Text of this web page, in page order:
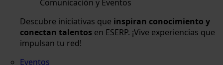
Comunicación y Eventos
Descubre iniciativas que inspiran conocimiento y
conectan talentos en ESERP. ¡Vive experiencias que
impulsan tu red!
Eventos